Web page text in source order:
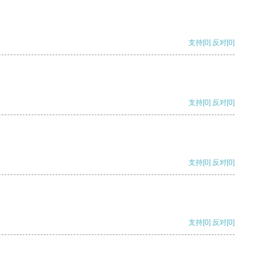
支持[0] 反对[0]
支持[0] 反对[0]
支持[0] 反对[0]
支持[0] 反对[0]